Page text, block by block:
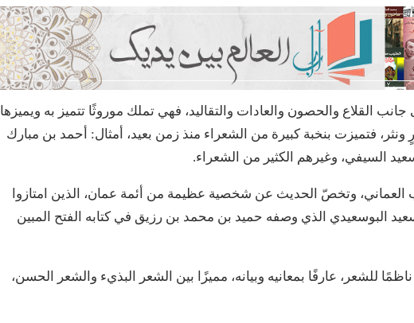
القلاع والحصون والعادات والتقاليد، فهي تملك موروثًا تتميز به ويميزها
فتميزت بنخبة كبيرة من الشعراء منذ زمن بعيد، أمثال: أحمد بن مبارك
السيفي، وغيرهم الكثير من الشعراء.
العماني، وتخصّ الحديث عن شخصية عظيمة من أئمة عمان، الذين امتازوا
البوسعيدي الذي وصفه حميد بن محمد بن رزيق في كتابه الفتح المبين
للشعر، عارفًا بمعانيه وبيانه، مميزًا بين الشعر البذيء والشعر الحسن،